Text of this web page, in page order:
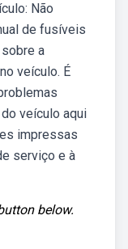
Não
de fusíveis
a
veículo. É
veículo aqui
impressas
serviço e à
below.